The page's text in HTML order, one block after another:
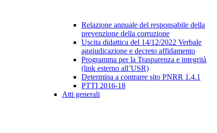
Relazione annuale del responsabile della
prevenzione della corruzione
Uscita didattica del 14/12/2022 Verbale
aggiudicazione e decreto affidamento
Programma per la Trasparenza e integrità
(link esterno all’USR)
Determina a contrarre sito PNRR 1.4.1
PTTI 2016-18
Atti generali